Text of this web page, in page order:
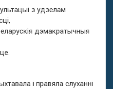
з удзелам
дэмакратычныя
і правяла слуханні